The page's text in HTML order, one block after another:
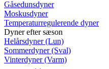
Gåsedunsdyner
Moskusdyner
Temperaturregulerende dyner
Dyner efter sæson
Helårsdyner (Lun)
Sommerdyner (Sval)
Vinterdyner (Varm)